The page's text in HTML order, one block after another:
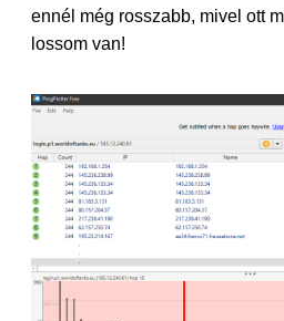
ennél még rosszabb, mivel ott
lossom van!